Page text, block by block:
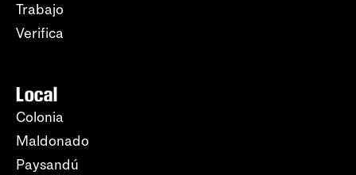
Trabajo
Verifica
Local
Colonia
Maldonado
Paysandú